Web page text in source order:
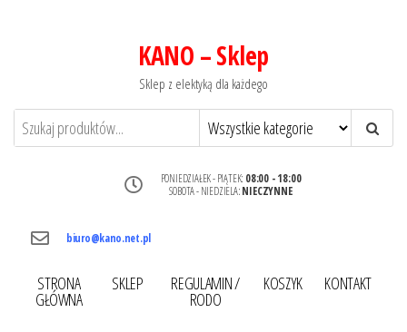
KANO – Sklep
Sklep z elektyką dla każdego
PONIEDZIAŁEK - PIĄTEK: 08:00 - 18:00
SOBOTA - NIEDZIELA:NIECZYNNE
biuro@kano.net.pl
STRONA
GŁÓWNA
SKLEP REGULAMIN /
RODO
KOSZYK KONTAKT